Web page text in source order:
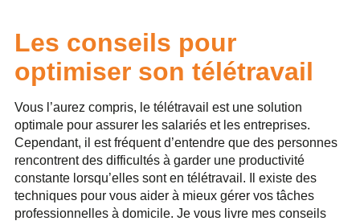
Les conseils pour
optimiser son télétravail
Vous l’aurez compris, le télétravail est une solution
optimale pour assurer les salariés et les entreprises.
Cependant, il est fréquent d’entendre que des personnes
rencontrent des difficultés à garder une productivité
constante lorsqu’elles sont en télétravail. Il existe des
techniques pour vous aider à mieux gérer vos tâches
professionnelles à domicile. Je vous livre mes conseils